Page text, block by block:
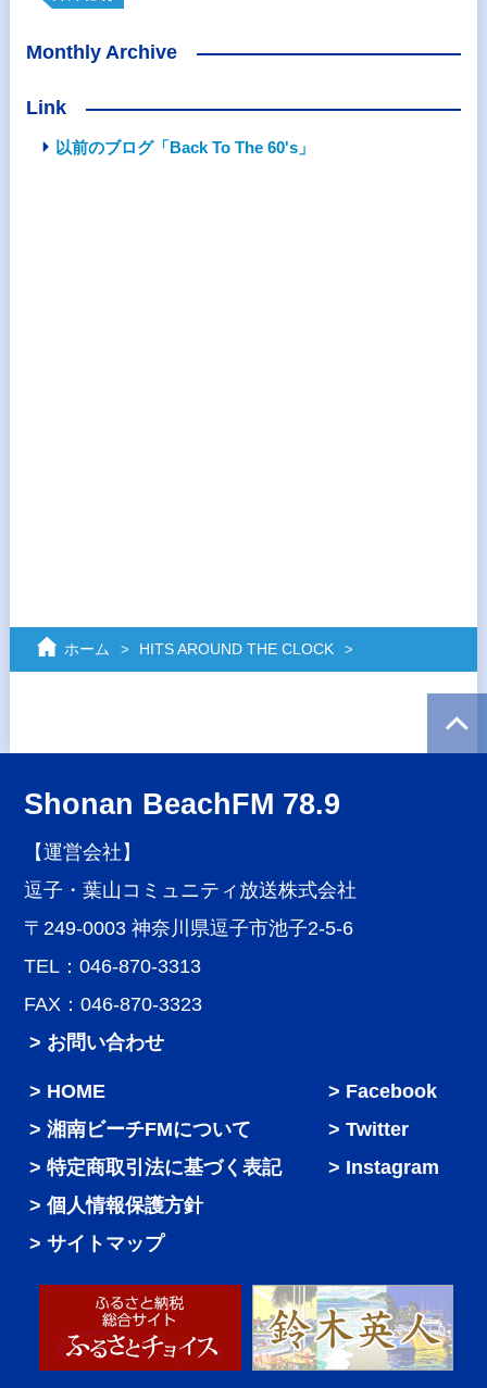
Monthly Archive
Link
以前のブログ「Back To The 60's」
ホーム HITS AROUND THE CLOCK
Shonan BeachFM 78.9
【運営会社】
逗子・葉山コミュニティ放送株式会社
〒249-0003 神奈川県逗子市池子2-5-6
TEL：046-870-3313
FAX：046-870-3323
> お問い合わせ
HOME
湘南ビーチFMについて
特定商取引法に基づく表記
個人情報保護方針
サイトマップ
Facebook
Twitter
Instagram